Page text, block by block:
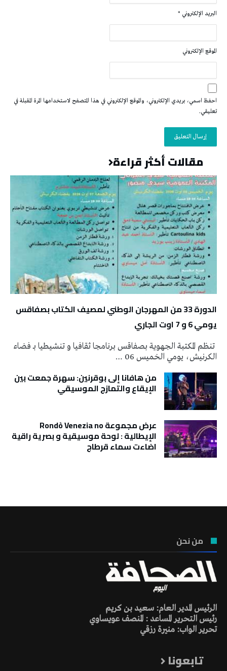
البريد الإلكتروني *
الموقع الإلكتروني
احفظ اسمي، بريدي الإلكتروني، والموقع الإلكتروني في هذا المتصفح لاستخدامها المرة المقبلة في
تعليقي.
مقالات أكثر قراءة
الدورة 33 من المهرجان الوطني لمصيف الكتاب بصفاقس
يومي 6 و 7 اوت الجاري
تنظم المكتبة الجهوية بصفاقس برنامجا ثقافيا و تنشيطيا بـ فضاء
الكرنيش، يومي الخميس 06 …
من هافانا إلى بوقرنين: سهرة جمعت بين
الإيقاع والتمازج الموسيقي
عرض مجموعة Rondò Venezia no
الإيطالية : لوحة موسيقية و بصرية راقية
اضاءت سماء قرطاج
من نحن
الرئيس المدير العام: سعيد بن كريم
رئيس التحرير المساعد : المنصف عويساوي
تحرير الواب: منيرة رزقي
تابعونا